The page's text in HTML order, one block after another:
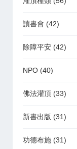
讀書會 (42)
除障平安 (42)
NPO (40)
佛法灌頂 (33)
新書出版 (31)
功德布施 (31)